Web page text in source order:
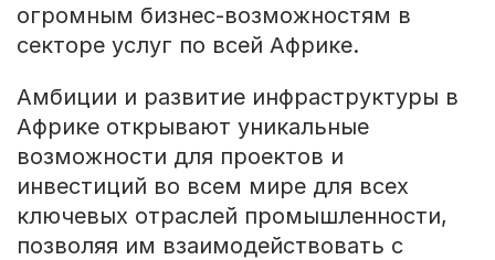
огромным бизнес-возможностям в
секторе услуг по всей Африке.
Амбиции и развитие инфраструктуры в
Африке открывают уникальные
возможности для проектов и
инвестиций во всем мире для всех
ключевых отраслей промышленности,
позволяя им взаимодействовать с